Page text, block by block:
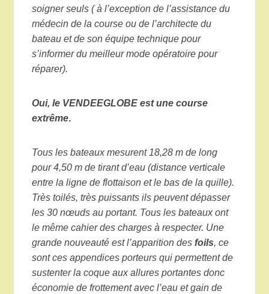
soigner seuls ( à l’exception de l’assistance du
médecin de la course ou de l’architecte du
bateau et de son équipe technique pour
s’informer du meilleur mode opératoire pour
réparer).
Oui, le VENDEEGLOBE est une course
extrême.
Tous les bateaux mesurent 18,28 m de long
pour 4,50 m de tirant d’eau (distance verticale
entre la ligne de flottaison et le bas de la quille).
Très toilés, très puissants ils peuvent dépasser
les 30 nœuds au portant. Tous les bateaux ont
le même cahier des charges à respecter. Une
grande nouveauté est l’apparition desfoils, ce
sont ces appendices porteurs qui permettent de
sustenter la coque aux allures portantes donc
économie de frottement avec l’eau et gain de